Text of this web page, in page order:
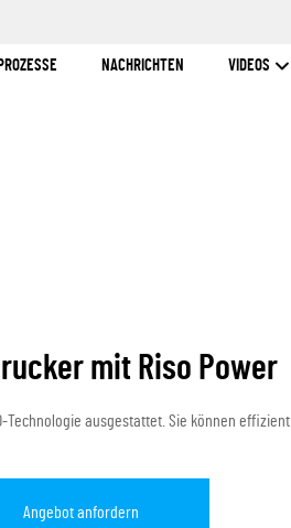
NACHRICHTEN VIDEOS
mit Riso Power
ausgestattet. Sie können
Angebot anfordern